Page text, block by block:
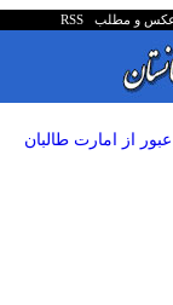
عکس و مطلب RSS
از امارت طالبان